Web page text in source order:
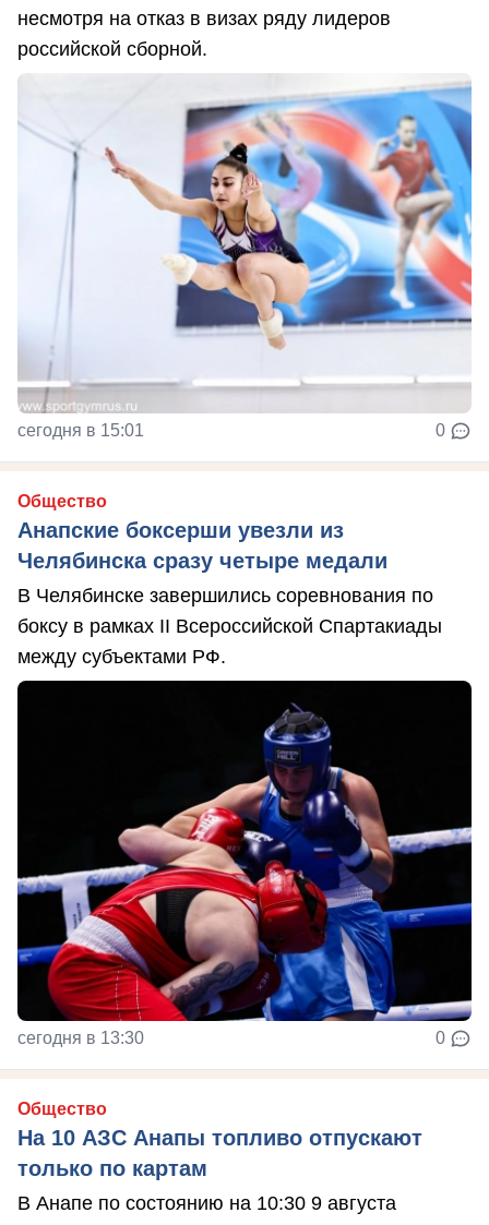
несмотря на отказ в визах ряду лидеров
российской сборной.
сегодня в 15:01 0
Общество
Анапские боксерши увезли из
Челябинска сразу четыре медали
В Челябинске завершились соревнования по
боксу в рамках II Всероссийской Спартакиады
между субъектами РФ.
сегодня в 13:30 0
Общество
На 10 АЗС Анапы топливо отпускают
только по картам
В Анапе по состоянию на 10:30 9 августа